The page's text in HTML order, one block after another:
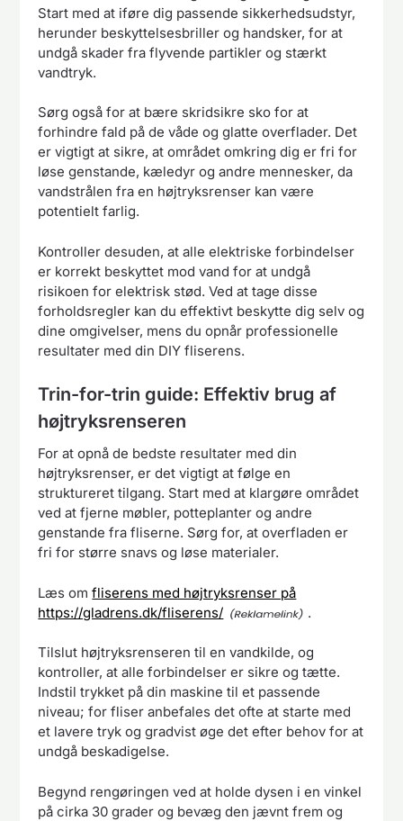
Start med at iføre dig passende sikkerhedsudstyr,
herunder beskyttelsesbriller og handsker, for at
undgå skader fra flyvende partikler og stærkt
vandtryk.
Sørg også for at bære skridsikre sko for at
forhindre fald på de våde og glatte overflader. Det
er vigtigt at sikre, at området omkring dig er fri for
løse genstande, kæledyr og andre mennesker, da
vandstrålen fra en højtryksrenser kan være
potentielt farlig.
Kontroller desuden, at alle elektriske forbindelser
er korrekt beskyttet mod vand for at undgå
risikoen for elektrisk stød. Ved at tage disse
forholdsregler kan du effektivt beskytte dig selv og
dine omgivelser, mens du opnår professionelle
resultater med din DIY fliserens.
Trin-for-trin guide: Effektiv brug af
højtryksrenseren
For at opnå de bedste resultater med din
højtryksrenser, er det vigtigt at følge en
struktureret tilgang. Start med at klargøre området
ved at fjerne møbler, potteplanter og andre
genstande fra fliserne. Sørg for, at overfladen er
fri for større snavs og løse materialer.
Læs omfliserens med højtryksrenser på
https://gladrens.dk/fliserens/
.
Tilslut højtryksrenseren til en vandkilde, og
kontroller, at alle forbindelser er sikre og tætte.
Indstil trykket på din maskine til et passende
niveau; for fliser anbefales det ofte at starte med
et lavere tryk og gradvist øge det efter behov for at
undgå beskadigelse.
Begynd rengøringen ved at holde dysen i en vinkel
på cirka 30 grader og bevæg den jævnt frem og